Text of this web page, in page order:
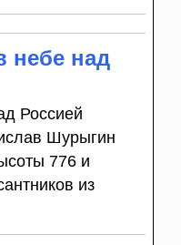
небе над
Россией
Шурыгин
776 и
из